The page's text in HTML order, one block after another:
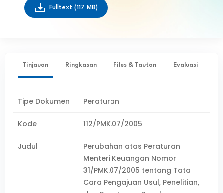
Fulltext (117 MB)
Tinjauan Ringkasan Files & Tautan Evaluasi
Tipe Dokumen Peraturan
Kode 112/PMK.07/2005
Judul
Perubahan atas Peraturan
Menteri Keuangan Nomor
31/PMK.07/2005 tentang Tata
Cara Pengajuan Usul, Penelitian,